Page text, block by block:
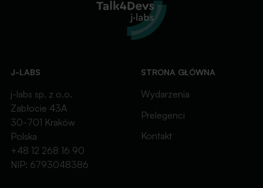
J-LABS
j-labs sp. z o.o.
Zabłocie 43A
30-701 Kraków
Polska
+48 12 268 16 90
NIP: 6793048386
STRONA GŁÓWNA
Wydarzenia
Prelegenci
Kontakt